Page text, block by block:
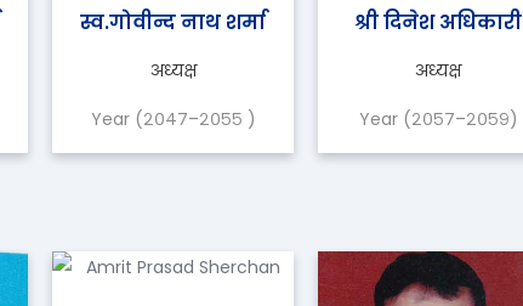
स्व.गोवीन्द नाथ शर्मा
अध्यक्ष
Year (२०४७–२०५५ )
श्री दिनेश अधिकारी
अध्यक्ष
Year (२०५७–२०५९)